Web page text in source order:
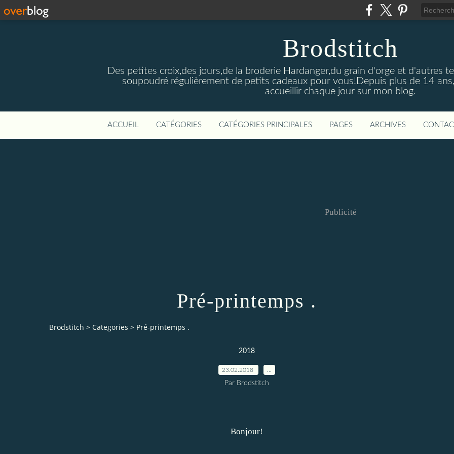
Brodstitch
Des petites croix,des jours,de la broderie Hardanger,du grain d'orge et d'autres
soupoudré régulièrement de petits cadeaux pour vous!Depuis plus de 14
accueillir chaque jour sur mon blog.
ACCUEIL CATÉGORIES CATÉGORIES PRINCIPALES PAGES ARCHIVES
Publicité
Pré-printemps .
Brodstitch > Categories > Pré-printemps .
2018
23.02.2018
Par Brodstitch
Bonjour!